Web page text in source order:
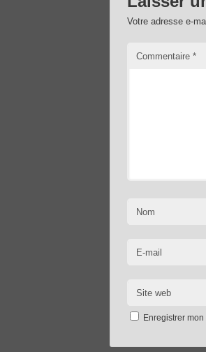
Votre adresse e-
Commentaire*
Nom
E-mail
Site web
Enregistrer